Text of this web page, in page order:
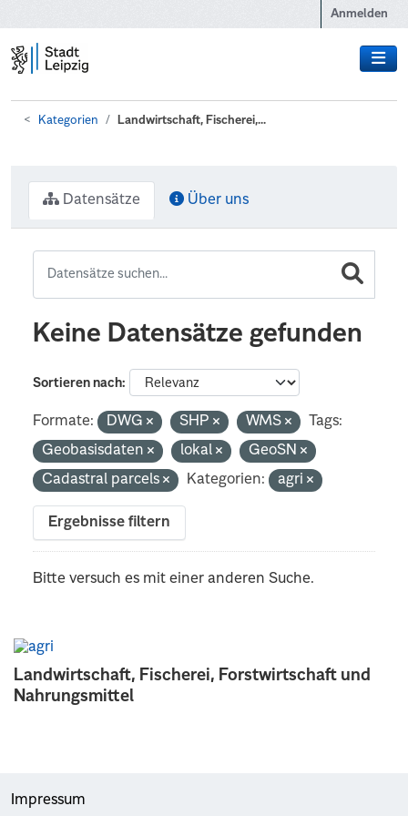
Anmelden
Kategorien Landwirtschaft, Fischerei,...
Landwirtschaft, Fischerei, Forstwirtschaft und
Nahrungsmittel
Datensätze Über uns
Keine Datensätze gefunden
Sortieren nach
Formate: DWG SHP WMS
Tags:
Geobasisdaten
lokal
GeoSN
Cadastral parcels
Kategorien: agri
Ergebnisse filtern
Bitte versuch es mit einer anderen Suche.
Impressum